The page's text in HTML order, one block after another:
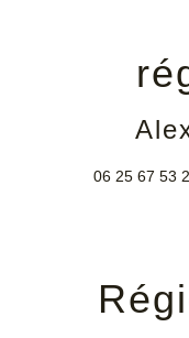
06 25 67 53